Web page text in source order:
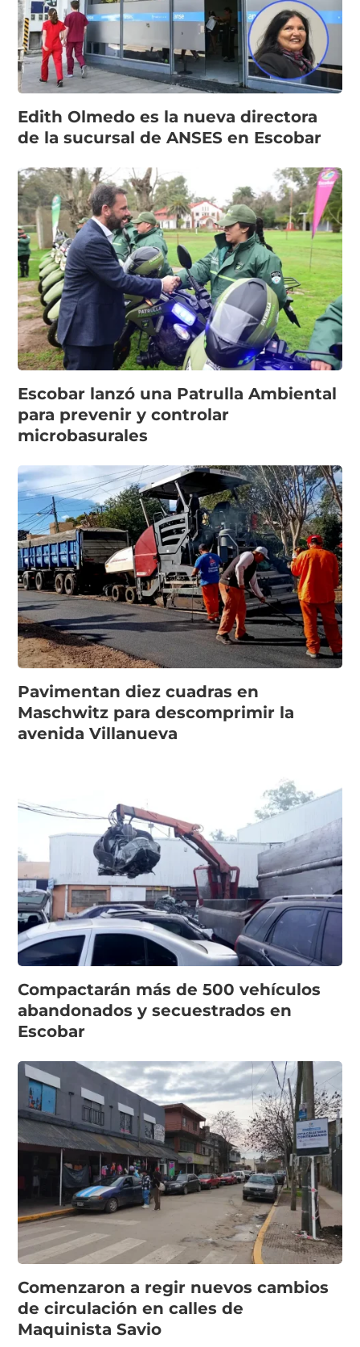
Edith Olmedo es la nueva directora
de la sucursal de ANSES en Escobar
Escobar lanzó una Patrulla Ambiental
para prevenir y controlar
microbasurales
Pavimentan diez cuadras en
Maschwitz para descomprimir la
avenida Villanueva
Compactarán más de 500 vehículos
abandonados y secuestrados en
Escobar
Comenzaron a regir nuevos cambios
de circulación en calles de
Maquinista Savio